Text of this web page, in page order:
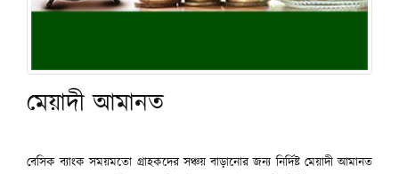
মেয়াদী আমানত
বেসিক ব্যাংক সময়মতো গ্রাহকদের সঞ্চয় বাড়ানোর জন্য নির্দিষ্ট মেয়াদী আমানত